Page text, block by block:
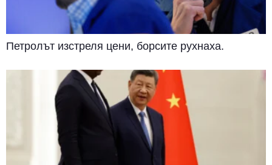
Петролът изстреля цени, борсите рухнаха.